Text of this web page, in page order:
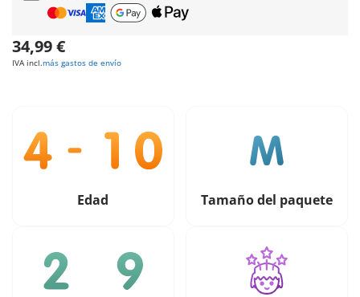
34,99 €
IVA incl.más gastos de envío
Edad Tamaño del paquete